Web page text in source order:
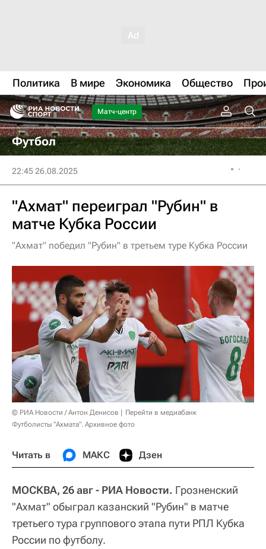
Политика В мире Экономика Общество
Матч-центр
Футбол
22:45 26.08.2025
"Ахмат" переиграл "Рубин" в
матче Кубка России
"Ахмат" победил "Рубин" в третьем туре Кубка России
© РИА Новости / Антон Денисов
Перейти в медиабанк
Футболисты "Ахмата". Архивное фото
Читать в МАКС Дзен
МОСКВА, 26 авг - РИА Новости. Грозненский
"Ахмат" обыграл казанский "Рубин" в матче
третьего тура группового этапа пути РПЛ Кубка
России по футболу.